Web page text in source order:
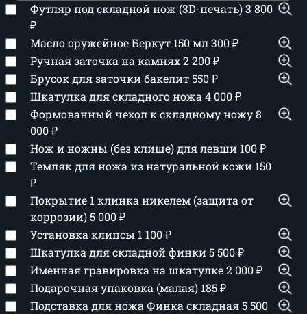
Футляр под складной нож (3D-печать)3 800
₽
Масло оружейное Беркут 150 мл300₽
Ручная заточка на камнях2 200₽
Брусок для заточки бакелит550₽
Шкатулка для складного ножа 4 000₽
Формованный чехол к складному ножу8
000₽
Нож и ножны (без клише) для левши 100₽
Темляк для ножа из натуральной кожи 150
₽
Покрытие 1 клинка никелем (защита от
коррозии)5 000₽
Установка клипсы 1 100₽
Шкатулка для складной финки 5 500₽
Именная гравировка на шкатулке2 000₽
Подарочная упаковка (малая) 185₽
Подставка для ножа Финка складная5 500